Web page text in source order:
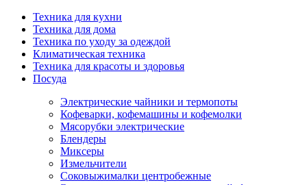
Техника для кухни
Техника для дома
Техника по уходу за одеждой
Климатическая техника
Техника для красоты и здоровья
Посуда
Электрические чайники и термопоты
Кофеварки, кофемашины и кофемолки
Мясорубки электрические
Блендеры
Миксеры
Измельчители
Соковыжималки центробежные